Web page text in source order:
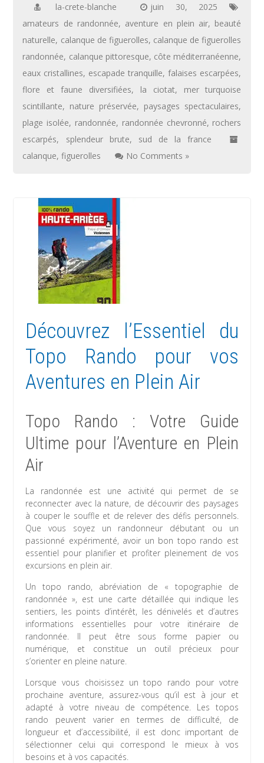
la-crete-blanche
juin 30, 2025
amateurs de randonnée, aventure en plein air, beauté
naturelle, calanque de figuerolles, calanque de figuerolles
randonnée, calanque pittoresque, côte méditerranéenne,
eaux cristallines, escapade tranquille,falaises escarpées,
flore et faune diversifiées, la ciotat, mer turquoise
scintillante, nature préservée, paysages spectaculaires,
plage isolée, randonnée, randonnée chevronné, rochers
escarpés, splendeur brute, sud de la france
calanque,figuerolles No Comments »
Découvrez l’Essentiel du
Topo Rando pour vos
Aventures en Plein Air
Topo Rando : Votre Guide
Ultime pour l’Aventure en Plein
Air
La randonnée est une activité qui permet de se
reconnecter avec la nature, de découvrir des paysages
à couper le souffle et de relever des défis personnels.
Que vous soyez un randonneur débutant ou un
passionné expérimenté, avoir un bon topo rando est
essentiel pour planifier et profiter pleinement de vos
excursions en plein air.
Un topo rando, abréviation de « topographie de
randonnée », est une carte détaillée qui indique les
sentiers, les points d’intérêt, les dénivelés et d’autres
informations essentielles pour votre itinéraire de
randonnée. Il peut être sous forme papier ou
numérique, et constitue un outil précieux pour
s’orienter en pleine nature.
Lorsque vous choisissez un topo rando pour votre
prochaine aventure, assurez-vous qu’il est à jour et
adapté à votre niveau de compétence. Les topos
rando peuvent varier en termes de difficulté, de
longueur et d’accessibilité, il est donc important de
sélectionner celui qui correspond le mieux à vos
besoins et à vos capacités.